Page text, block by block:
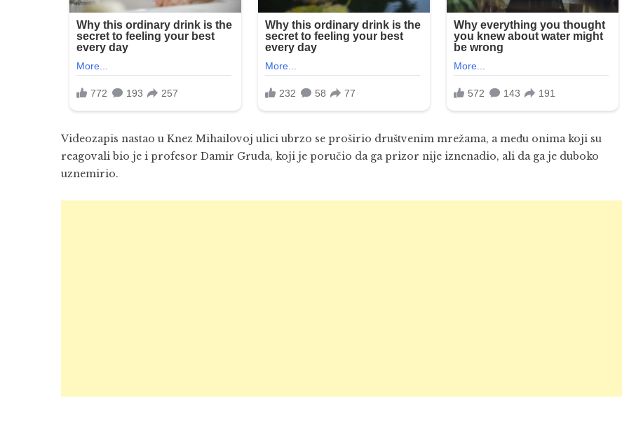
Videozapis nastao u Knez Mihailovoj ulici ubrzo se proširio društvenim mrežama, a među onima koji su
reagovali bio je i profesor Damir Gruda, koji je poručio da ga prizor nije iznenadio, ali da ga je duboko
uznemirio.